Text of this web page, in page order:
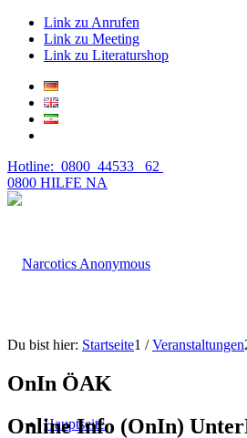
Link zu Anrufen
Link zu Meeting
Link zu Literaturshop
Hotline: 0800 44533 62
0800 HILFE NA
Hauptseite
Du bist hier: Startseite1 / Veranstaltungen
OnIn ÖAK
Online Info (OnIn)